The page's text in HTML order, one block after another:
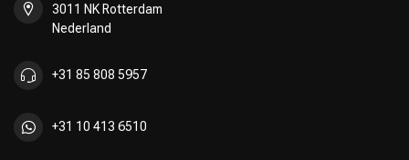
3011 NK Rotterdam
Nederland
+31 85 808 5957
+31 10 413 6510